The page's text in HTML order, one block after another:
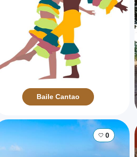
Baile Cantao
0